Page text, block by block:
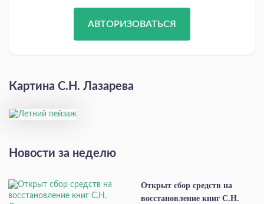
АВТОРИЗОВАТЬСЯ
Картина С.Н. Лазарева
Новости за неделю
Открыт сбор средств на
восстановление книг С.Н.